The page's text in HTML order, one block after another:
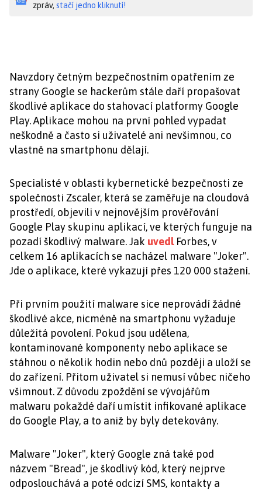
zpráv, stačí jedno kliknutí!
Navzdory četným bezpečnostním opatřením ze
strany Google se hackerům stále daří propašovat
škodlivé aplikace do stahovací platformy Google
Play. Aplikace mohou na první pohled vypadat
neškodně a často si uživatelé ani nevšimnou, co
vlastně na smartphonu dělají.
Specialisté v oblasti kybernetické bezpečnosti ze
společnosti Zscaler, která se zaměřuje na cloudová
prostředí, objevili v nejnovějším prověřování
Google Play skupinu aplikací, ve kterých funguje na
pozadí škodlivý malware. Jak uvedl Forbes, v
celkem 16 aplikacích se nacházel malware "Joker".
Jde o aplikace, které vykazují přes 120 000 stažení.
Při prvním použití malware sice neprovádí žádné
škodlivé akce, nicméně na smartphonu vyžaduje
důležitá povolení. Pokud jsou udělena,
kontaminované komponenty nebo aplikace se
stáhnou o několik hodin nebo dnů později a uloží se
do zařízení. Přitom uživatel si nemusí vůbec ničeho
všimnout. Z důvodu zpoždění se vývojářům
malwaru pokaždé daří umístit infikované aplikace
do Google Play, a to aniž by byly detekovány.
Malware "Joker", který Google zná také pod
názvem "Bread", je škodlivý kód, který nejprve
odposlouchává a poté odcizí SMS, kontakty a